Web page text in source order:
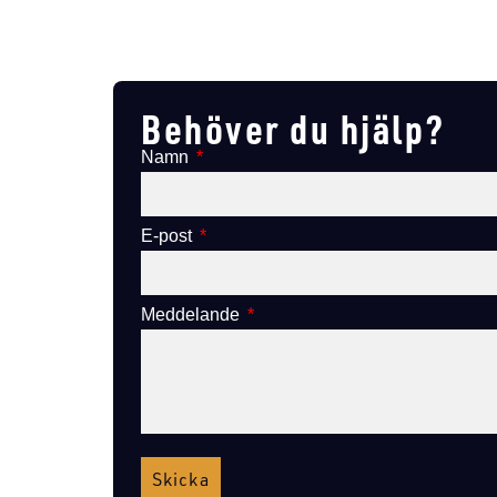
Behöver du hjälp?
Namn
E-post
Meddelande
Skicka